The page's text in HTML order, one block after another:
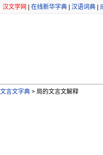
汉文学网 在线新华字典 汉语词典
文言文字典 > 局的文言文解释